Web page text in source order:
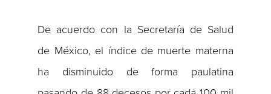
De acuerdo con la Secretaría de Salud
de México, el índice de muerte materna
ha disminuido de forma paulatina